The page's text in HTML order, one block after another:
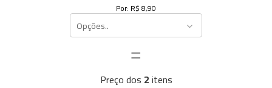
Por: R$ 8,90
Opções..
=
Preço dos 2itens